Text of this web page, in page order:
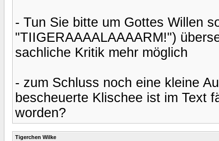
- Tun Sie bitte um Gottes Willen
"TIIGERAAAALAAAARM!")
sachliche Kritik mehr möglich
- zum Schluss noch eine kleine
bescheuerte Klischee ist im Text
worden?
Tigerchen Wilke